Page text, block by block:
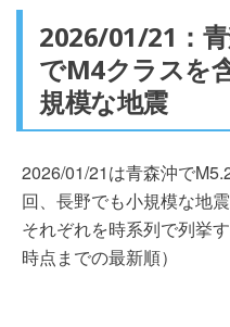
2026/01/21：
でM4クラスを
規模な地震
2026/01/21は青森沖で
回、長野でも小規模な地震
それぞれを時系列で列挙
時点までの最新順）